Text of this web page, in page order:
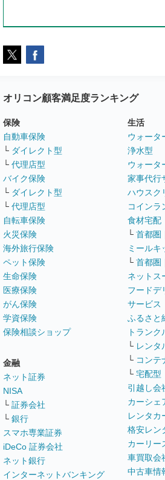
オリコン顧客満足度ランキング
保険
自動車保険
└ ダイレクト型
└ 代理店型
バイク保険
└ ダイレクト型
└ 代理店型
自転車保険
火災保険
海外旅行保険
ペット保険
生命保険
医療保険
がん保険
学資保険
保険相談ショップ
金融
ネット証券
NISA
└ 証券会社
└ 銀行
スマホ専業証券
iDeCo 証券会社
ネット銀行
インターネットバンキング
生活
ウォータ
浄水型
ウォータ
家事代行
ハウスク
コインラ
食材宅配
└ 首都圏
ミールキ
└ 首都圏
ネットス
フードデ
サービス
ふるさと
トランク
└ レンタ
└ コンテ
└ 宅配型
引越し会
カーシェ
レンタカ
格安レン
カーリー
車買取会
中古車情